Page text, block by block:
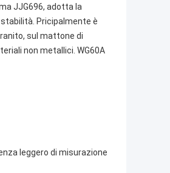
JJG696, adotta la
Pricipalmente è
sul mattone di
non metallici. WG60A
leggero di misurazione